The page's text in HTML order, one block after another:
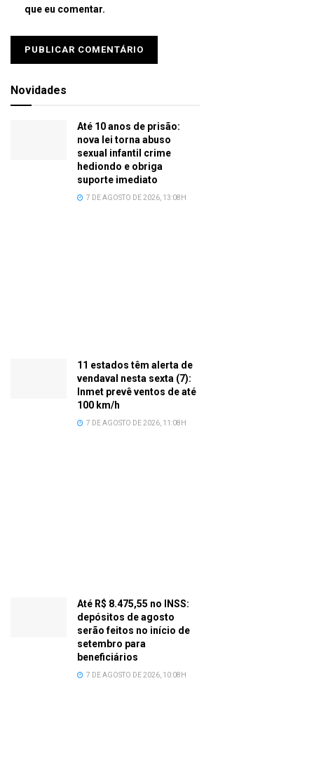
que eu comentar.
Novidades
Até 10 anos de prisão:
nova lei torna abuso
sexual infantil crime
hediondo e obriga
suporte imediato
7 DE AGOSTO DE 2026, 13:08H
11 estados têm alerta de
vendaval nesta sexta (7):
Inmet prevê ventos de até
100 km/h
7 DE AGOSTO DE 2026, 11:08H
Até R$ 8.475,55 no INSS:
depósitos de agosto
serão feitos no início de
setembro para
beneficiários
7 DE AGOSTO DE 2026, 10:08H